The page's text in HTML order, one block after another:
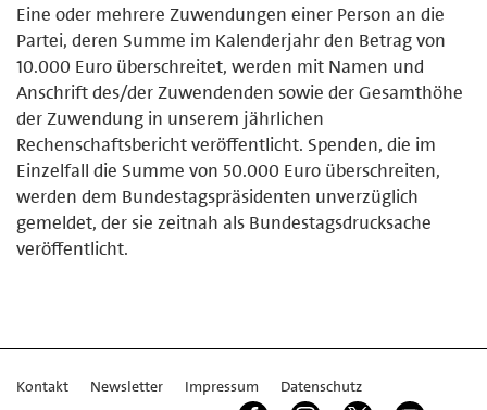
Eine oder mehrere Zuwendungen einer Person an die
Partei, deren Summe im Kalenderjahr den Betrag von
10.000 Euro überschreitet, werden mit Namen und
Anschrift des/der Zuwendenden sowie der Gesamthöhe
der Zuwendung in unserem jährlichen
Rechenschaftsbericht veröffentlicht. Spenden, die im
Einzelfall die Summe von 50.000 Euro überschreiten,
werden dem Bundestagspräsidenten unverzüglich
gemeldet, der sie zeitnah als Bundestagsdrucksache
veröffentlicht.
Kontakt Newsletter Impressum
Datenschutz